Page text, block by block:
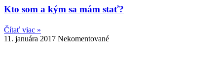
Kto som a kým sa mám stať?
Čítať viac »
11. januára 2017 Nekomentované